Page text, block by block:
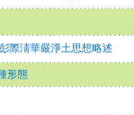
際淸華嚴淨土思想略述
形態